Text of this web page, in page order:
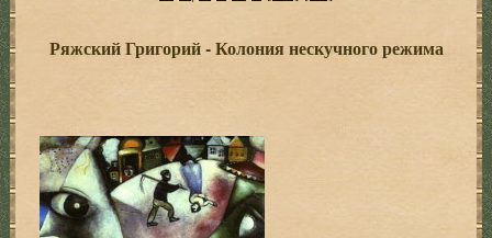
Ряжский Григорий - Колония нескучного режима